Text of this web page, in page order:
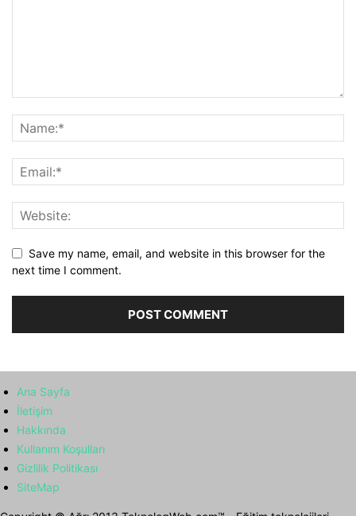
Save my name, email, and website in this browser for the
next time I comment.
Ana Sayfa
İletişim
Hakkında
Kullanım Koşulları
Gizlilik Politikası
SiteMap